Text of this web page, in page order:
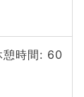
時間: 60